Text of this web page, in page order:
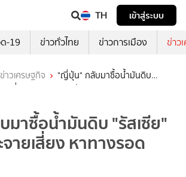
TH
เข้าสู่ระบบ
-19 ข่าวทั่วไทย ข่าวการเมือง ข่าว
ข่าวเศรษฐกิจ
"ญี่ปุ่น" กลับมาซื้อน้ำมันดิบ
ยเสี่ยง หาทางรอดพลังงาน
าซื้อน้ำมันดิบ "รัสเซีย"
ายเสี่ยง หาทางรอด